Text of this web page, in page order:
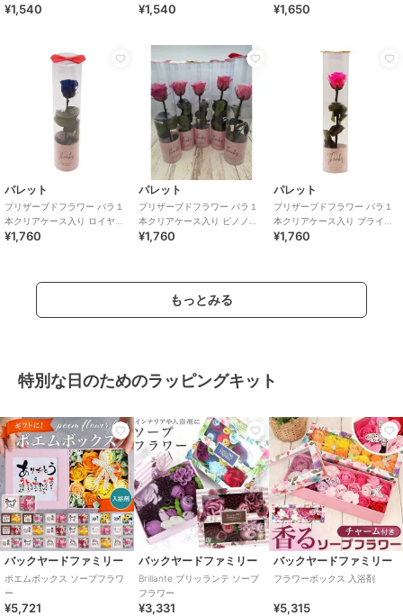
ス ローズピンク
¥1,540
ス ローズレッド
¥1,540 ¥1,650
パレット
プリザーブドフラワー バラ１
本クリアケース入り ロイヤル
ブルー
¥1,760
パレット
プリザーブドフラワー バラ１
本クリアケース入り ピノノワ
ール
¥1,760
パレット
プリザーブドフラワー バラ１
本クリアケース入り ブライト
ピンク
¥1,760
もっとみる
特別な日のためのラッピングキット
バックヤードファミリー
ポエムボックス ソープフラワ
ー
¥5,721
バックヤードファミリー
Brillante ブリッランテ ソープ
フラワー
¥3,331
バックヤードファミリー
フラワーボックス 入浴剤
¥5,315